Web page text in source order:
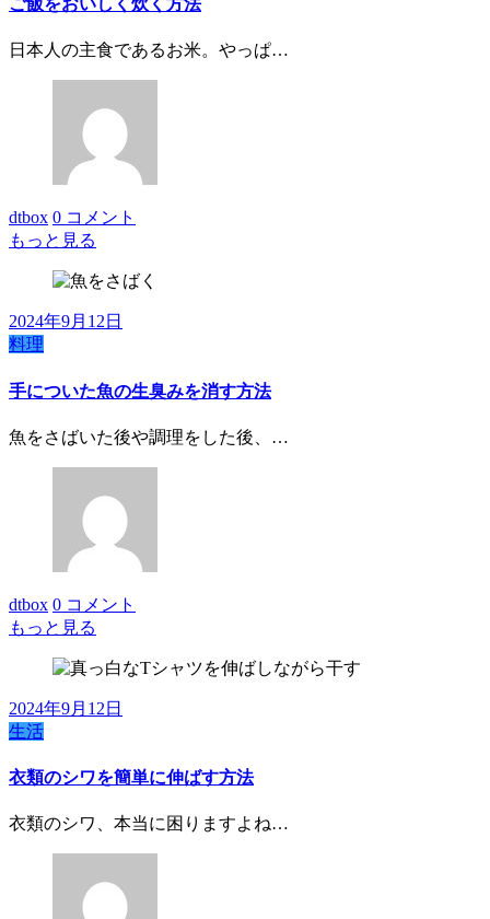
ご飯をおいしく炊く方法
日本人の主食であるお米。やっぱ…
dtbox 0 コメント
もっと見る
2024年9月12日
料理
手についた魚の生臭みを消す方法
魚をさばいた後や調理をした後、…
dtbox 0 コメント
もっと見る
2024年9月12日
生活
衣類のシワを簡単に伸ばす方法
衣類のシワ、本当に困りますよね…